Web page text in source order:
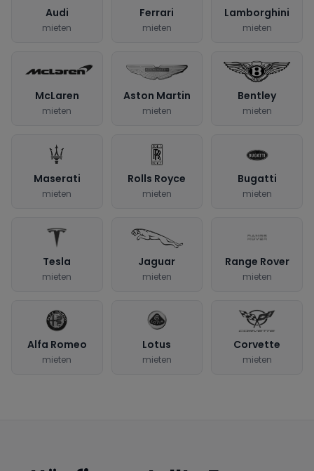
Audi
mieten
Ferrari
mieten
Lamborghini
mieten
McLaren
mieten
Aston Martin
mieten
Bentley
mieten
Maserati
mieten
Rolls Royce
mieten
Bugatti
mieten
Tesla
mieten
Jaguar
mieten
Range Rover
mieten
Alfa Romeo
mieten
Lotus
mieten
Corvette
mieten